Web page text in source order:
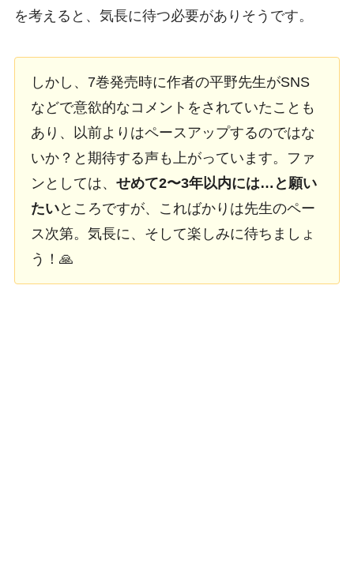
を考えると、気長に待つ必要がありそうです。
しかし、7巻発売時に作者の平野先生がSNS
などで意欲的なコメントをされていたことも
あり、以前よりはペースアップするのではな
いか？と期待する声も上がっています。ファ
ンとしては、 せめて2〜3年以内には…と願い
たいところですが、こればかりは先生のペー
ス次第。気長に、そして楽しみに待ちましょ
う！🙏